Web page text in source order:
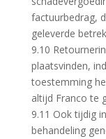
factuurbedrag,
geleverde
9.10
plaatsvinden,
toestemming
altijd Franco te
9.11 Ook tijdig
behandeling